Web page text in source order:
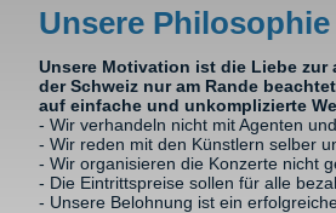
Vous êtes ici
Unsere Philosophie
Unsere Motivation ist die Liebe
der Schweiz nur am Rande
auf einfache und unkomplizierte
- Wir verhandeln nicht mit Agenten
- Wir reden mit den Künstlern selber
- Wir organisieren die Konzerte nicht
- Die Eintrittspreise sollen für alle
- Unsere Belohnung ist ein